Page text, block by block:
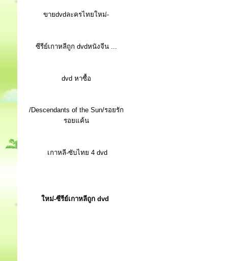
ขายdvdละครไทยใหม่-
ซีรีย์เกาหลีถูก dvdหนังจีน ...
dvd หาซื้อ
/Descendants of the Sun/รอยรัก
รอยแค้น
เกาหลี-ซับไทย 4 dvd
ใหม่-ซีรีย์เกาหลีถูก dvd